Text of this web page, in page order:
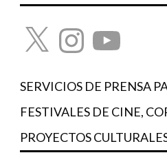
X InstagramYouTube
SERVICIOS DE PRENSA
FESTIVALES DE CINE,
PROYECTOS